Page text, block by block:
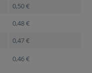
0,50 €
0,48 €
0,47 €
0,46 €